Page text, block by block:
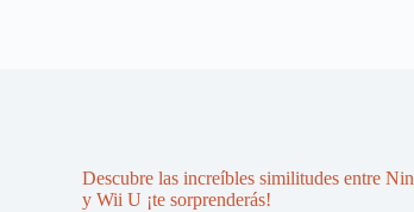
Descubre las increíbles similitudes entre
y Wii U ¡te sorprenderás!